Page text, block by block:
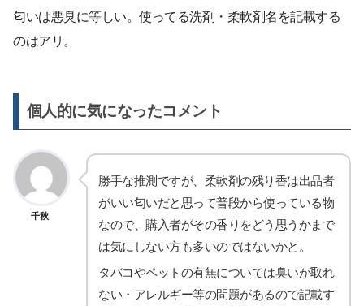
匂いは悪臭に等しい。使ってる洗剤・柔軟剤名を記載する
のはアリ。
個人的に気になったコメント
千秋
勝手な推測ですが、柔軟剤の残り香は出品者
がいい匂いだと思って普段から使っている物
なので、購入者がその香りをどう思うかまで
は気にしない方も多いのではないかと。
タバコやペットの有無については臭いが取れ
ない・アレルギー等の問題があるので記載す